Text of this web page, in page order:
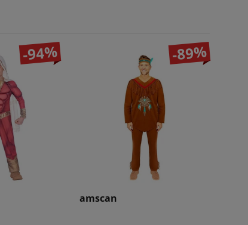
-94% -89%
amscan